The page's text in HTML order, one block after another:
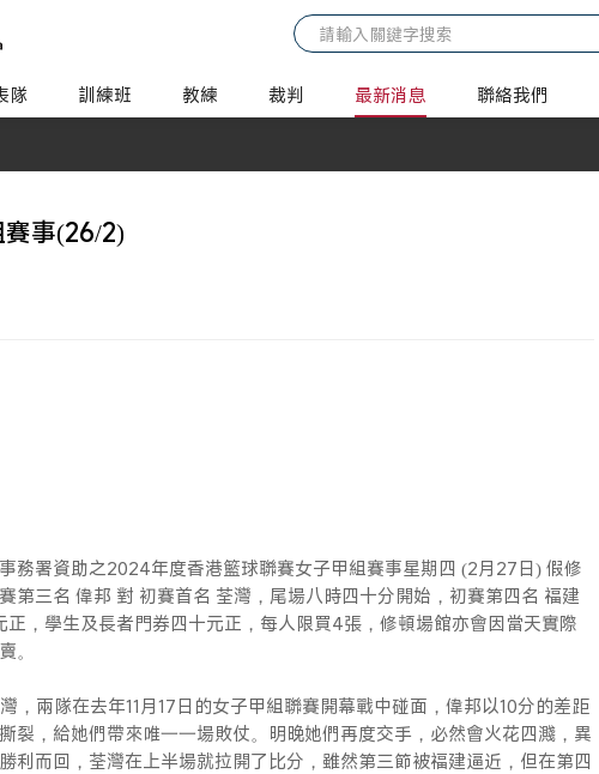
隊 訓練班 教練 裁判 最新消息 聯絡我們
事(26/2)
務署資助之2024年度香港籃球聯賽女子甲組賽事星期四 (2月27日) 假修
第三名 偉邦 對 初賽首名 荃灣，尾場八時四十分開始，初賽第四名 福建
，學生及長者門券四十元正，每人限買4張，修頓場館亦會因當天實際
。
，兩隊在去年11月17日的女子甲組聯賽開幕戰中碰面，偉邦以10分的差距
裂，給她們帶來唯一一場敗仗。明晚她們再度交手，必然會火花四濺，異
利而回，荃灣在上半場就拉開了比分，雖然第三節被福建逼近，但在第四